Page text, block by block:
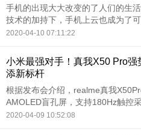
手机的出现大大改变的了人们的生
技术的加持下，手机上云也成为了
鲲鹏云手机，就是这样一个具有跨
2020-04-10 07:11:22
小米最强对手！真我X50 Pro
添新标杆
根据发布会介绍，realme真我
AMOLED盲孔屏，支持180Hz触控
置，甚至可肯定回答realme副总裁
2020-04-09 10:52:08